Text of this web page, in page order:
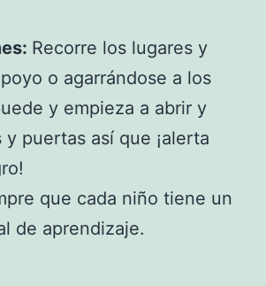
Recorre los lugares y
o agarrándose a los
y empieza a abrir y
puertas así que ¡alerta
que cada niño tiene un
de aprendizaje.